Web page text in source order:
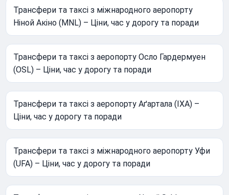
Трансфери та таксі з міжнародного аеропорту
Ніной Акіно (MNL) – Ціни, час у дорогу та поради
Трансфери та таксі з аеропорту Осло Гардермуен
(OSL) – Ціни, час у дорогу та поради
Трансфери та таксі з аеропорту Аґартала (IXA) –
Ціни, час у дорогу та поради
Трансфери та таксі з міжнародного аеропорту Уфи
(UFA) – Ціни, час у дорогу та поради